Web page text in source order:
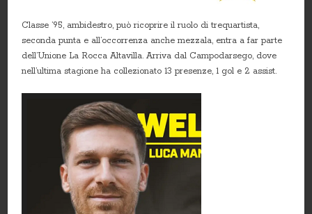
Classe ’95, ambidestro, può ricoprire il ruolo di trequartista,
seconda punta e all’occorrenza anche mezzala, entra a far parte
dell’Unione La Rocca Altavilla. Arriva dal Campodarsego, dove
nell’ultima stagione ha collezionato 13 presenze, 1 gol e 2 assist.